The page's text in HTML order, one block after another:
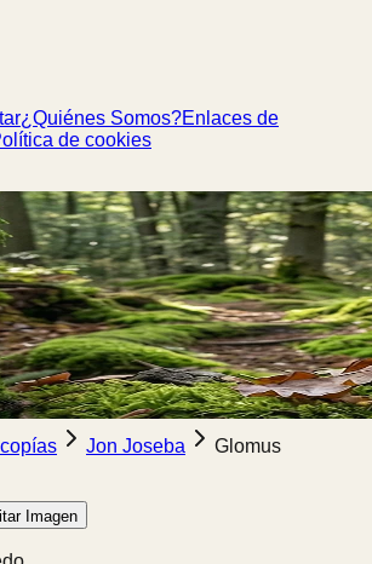
¿Quiénes Somos?Enlaces de
de cookies
Jon Joseba
Glomus
Imagen